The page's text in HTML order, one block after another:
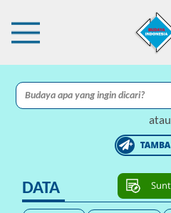
atau
I
P
r
DATA